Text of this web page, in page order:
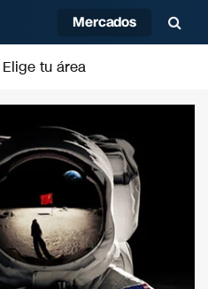
Mercados
Elige tu área